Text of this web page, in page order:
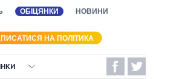
І ОФІС
РАДА
ІНФОГРАФІКА
ВІДЕО
ПІДТРИМАТИ
ОБІЦЯНКИ НОВИНИ
НА ПОЛІТИКА